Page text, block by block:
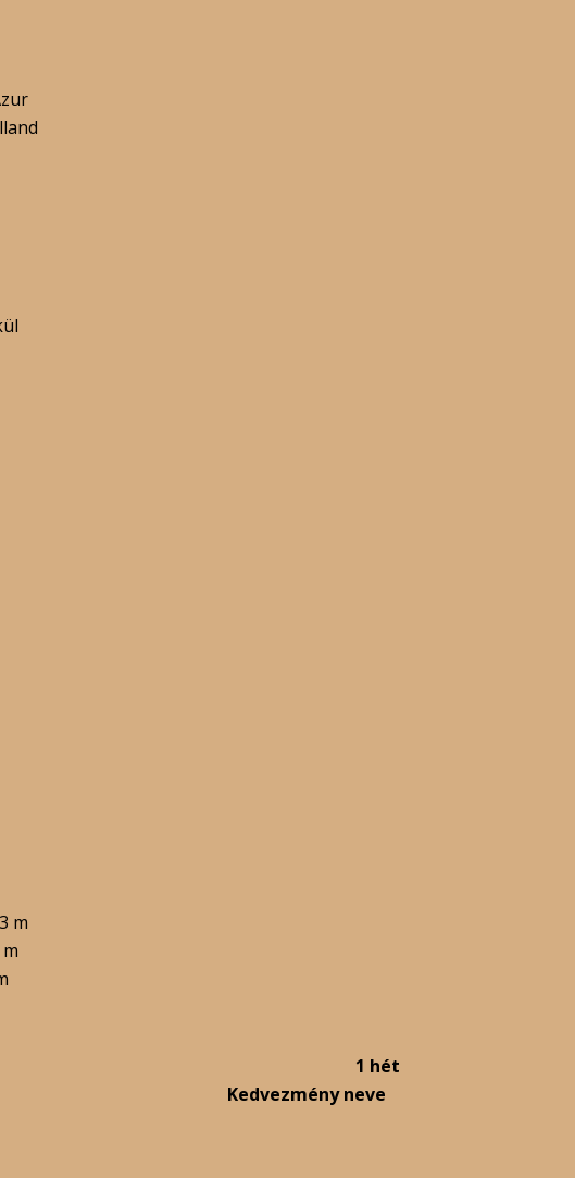
m
1 hét
Kedvezmény neve